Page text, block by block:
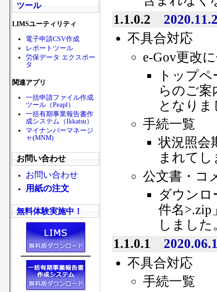
ツール
LIMSユーティリティ
電子申請CSV作成
レポートツール
労保データ エクスポー
タ
関連アプリ
一括申請ファイル作成
ツール（Peapl）
一括有期事業報告書作
成システム（Ikkatsu）
マイナンバーマネージ
ャ(MNM)
お問い合わせ
お問い合わせ
用紙の注文
無料体験実施中！
1.1.0.2
不具合対応
e-Gov更改
トップ
らのご
となりま
手続一覧
状況照会
まれて
公文書・コ
ダウン
件名>.zip
しました
1.1.0.1
不具合対応
手続一覧